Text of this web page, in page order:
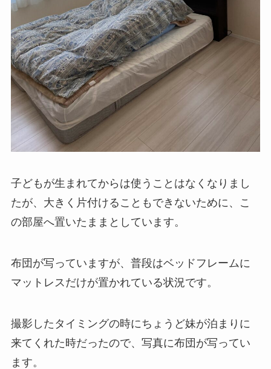
子どもが生まれてからは使うことはなくなりまし
たが、大きく片付けることもできないために、こ
の部屋へ置いたままとしています。
布団が写っていますが、普段はベッドフレームに
マットレスだけが置かれている状況です。
撮影したタイミングの時にちょうど妹が泊まりに
来てくれた時だったので、写真に布団が写ってい
ます。